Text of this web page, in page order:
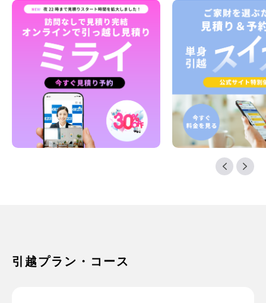
引越プラン・コース